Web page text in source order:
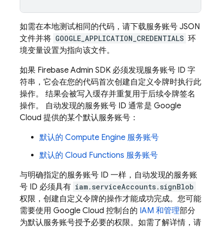
如需在本地测试相同的代码，请下载服务账号 JSON
文件并将 GOOGLE_APPLICATION_CREDENTIALS 环
境变量设置为指向该文件。
如果 Firebase Admin SDK 必须发现服务账号 ID 字
符串，它会在您的代码首次创建自定义令牌时执行此
操作。 结果会被写入缓存并重复用于后续令牌签名
操作。 自动发现的服务账号 ID 通常是 Google
Cloud 提供的某个默认服务账号：
默认的 Compute Engine 服务账号
默认的 Cloud Functions 服务账号
与明确指定的服务账号 ID 一样，自动发现的服务账
号 ID 必须具有 iam.serviceAccounts.signBlob
权限，创建自定义令牌的操作才能成功完成。您可能
需要使用 Google Cloud 控制台的 IAM 和管理部分
为默认服务账号授予必要的权限。如需了解详情，请